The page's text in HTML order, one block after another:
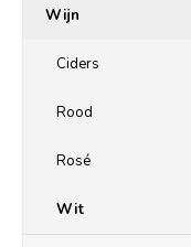
Wijn
Ciders
Rood
Rosé
Wit